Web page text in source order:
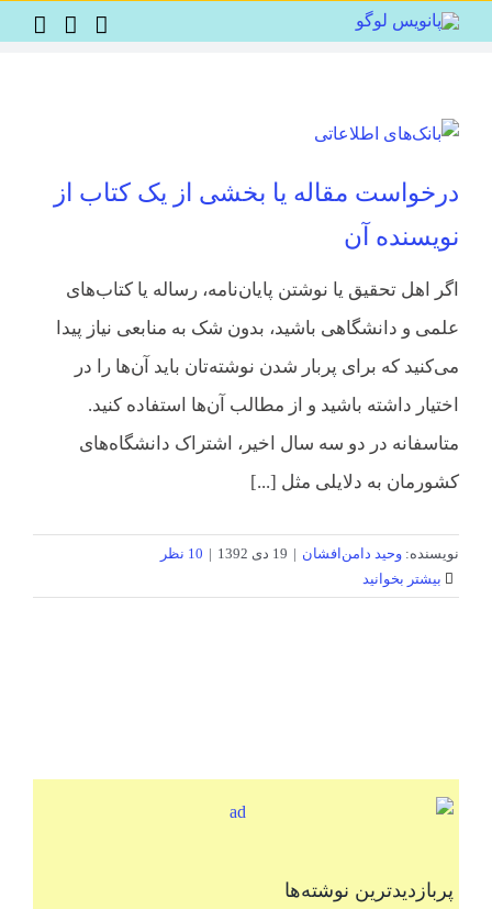
to
درخواست مقاله یا بخشی از یک کتاب از
نویسنده آن
اگر اهل تحقیق یا نوشتن پایان‌نامه، رساله یا کتاب‌های
علمی و دانشگاهی باشید، بدون شک به منابعی نیاز پیدا
می‌کنید که برای پربار شدن نوشته‌تان باید آن‌ها را در
اختیار داشته باشید و از مطالب آن‌ها استفاده کنید.
متاسفانه در دو سه سال اخیر، اشتراک دانشگاه‌های
کشورمان به دلایلی مثل [...]
نویسنده: وحید دامن‌افشان | 19 دی 1392 | 10 نظر
بیشتر بخوانید
پربازدیدترین نوشته‌ها